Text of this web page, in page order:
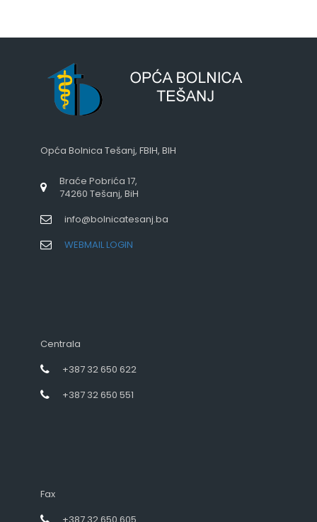
Opća Bolnica Tešanj, FBIH, BIH
Braće Pobrića 17,
74260 Tešanj, BiH
info@bolnicatesanj.ba
WEBMAIL LOGIN
Centrala
+387 32 650 622
+387 32 650 551
Fax